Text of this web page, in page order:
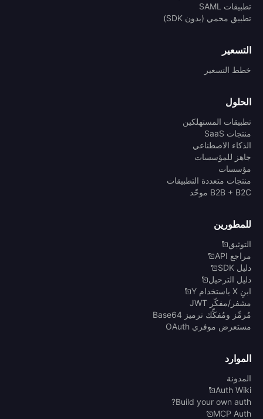
تطبيقات SAML
تطبيق محمي (بدون SDK)
التسعير
خطط التسعير
الحلول
تطبيقات المستهلكين
منتجات SaaS
الذكاء الاصطناعي
جاهز للمؤسسات
مؤسسات
منتجات متعددة التطبيقات
B2B + B2C موحّد
للمطورين
التوثيق
مراجع API
دليل SDK
دليل الترحيل
ابنِ X باستخدام Y
مشفر/مفكّر JWT
مُرمِّز ومُفكِّك ترميز Base64
مستعرض موفري OAuth
الموارد
المدونة
Auth Wiki
Build your own auth?
MCP Auth